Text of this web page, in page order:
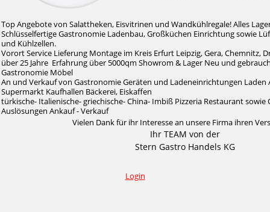
Top Angebote von Salattheken, Eisvitrinen und Wandkühlregale! Alles
Schlüsselfertige Gastronomie Ladenbau, Großküchen Einrichtung sowie
und Kühlzellen.
Vorort Service Lieferung Montage im Kreis Erfurt Leipzig, Gera, Chemnitz,
über 25 Jahre Erfahrung über 5000qm Showrom & Lager Neu und
Gastronomie Möbel
An und Verkauf von Gastronomie Geräten und Ladeneinrichtungen
Supermarkt Kaufhallen Bäckerei, Eiskaffen
türkische- Italienische- griechische- China- Imbiß Pizzeria Restaurant sowie
Auslösungen Ankauf - Verkauf
Vielen Dank für ihr Interesse an unsere Firma ihren
Ihr TEAM von der
Stern Gastro Handels KG
Login